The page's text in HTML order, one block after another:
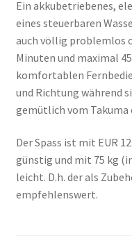
Ein akkubetriebenes,
eines steuerbaren
auch völlig problemlos
Minuten und maximal
komfortablen
und Richtung während
gemütlich vom Takuma
Der Spass ist mit EUR
günstig und mit 75 kg
leicht. D.h. der als
empfehlenswert.